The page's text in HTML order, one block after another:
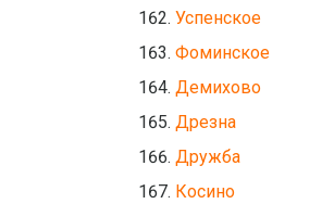
Успенское
Фоминское
Демихово
Дрезна
Дружба
Косино